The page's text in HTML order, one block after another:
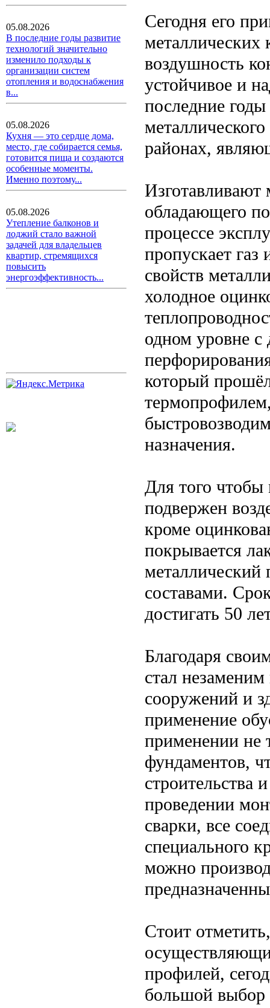
05.08.2026
В последние годы развитие
технологий значительно
изменило подходы к
организации систем
отопления и водоснабжения
в...
05.08.2026
Кухня — это сердце дома,
место, где собирается семья,
готовится пища и создаются
особенные моменты.
Именно поэтому...
05.08.2026
Утепление балконов и
лоджий стало важной
задачей для владельцев
квартир, стремящихся
повысить
энергоэффективность...
Сегодня его
воздушность
устойчивое и
последние
районах,
Изготавливают
обладающего
процессе
пропускает
свойств
холодное
одном уровне с
который
назначения.
Для того
подвержен
кроме
покрывается
металлический
составами.
достигать 50
Благодаря
стал
сооружений и
применение
применении не
фундаментов,
строительства
проведении
сварки, все
специального
можно
Стоит
профилей,
большой выбор